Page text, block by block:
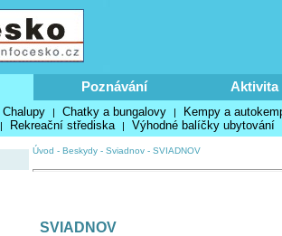
Poznávání Aktivita
Chalupy | Chatky a bungalovy | Kempy a
| Rekreační střediska | Výhodné balíčky ubytování
Úvod - Beskydy - Sviadnov - SVIADNOV
SVIADNOV